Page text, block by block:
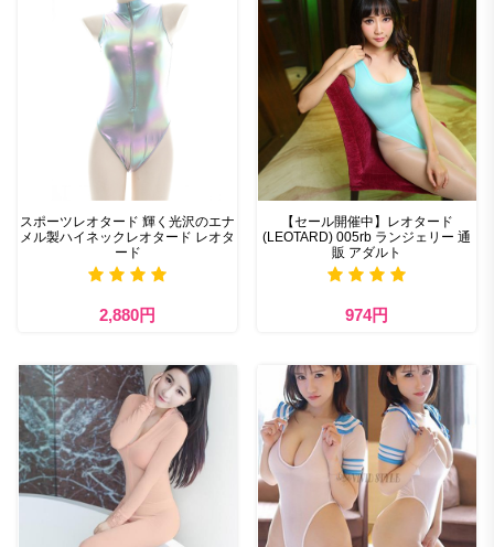
スポーツレオタード 輝く光沢のエナ
メル製ハイネックレオタード レオタ
ード
2,880円
【セール開催中】レオタード
(LEOTARD) 005rb ランジェリー 通
販 アダルト
974円